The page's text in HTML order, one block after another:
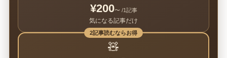
¥200〜 /1記事
気になる記事だけ
2記事読むならお得
🧸